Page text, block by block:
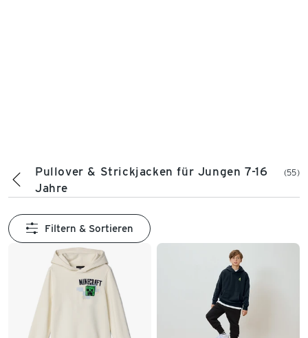
Pullover & Strickjacken für Jungen 7-16
Jahre
(55)
Filtern & Sortieren